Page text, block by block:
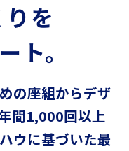
を
ト。
の座組からデザ
間1,000回以上
ウに基づいた最